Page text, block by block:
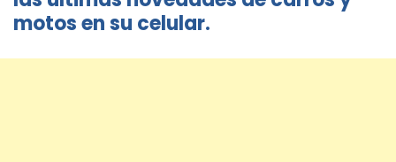
motos en su celular.